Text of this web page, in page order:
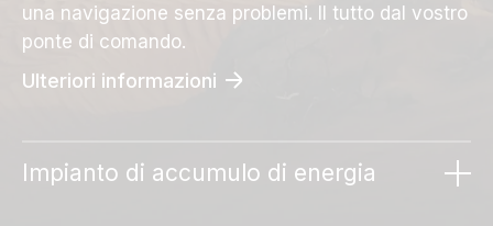
una navigazione senza problemi. Il tutto dal vostro
ponte di comando.
Ulteriori informazioni
Impianto di accumulo di energia